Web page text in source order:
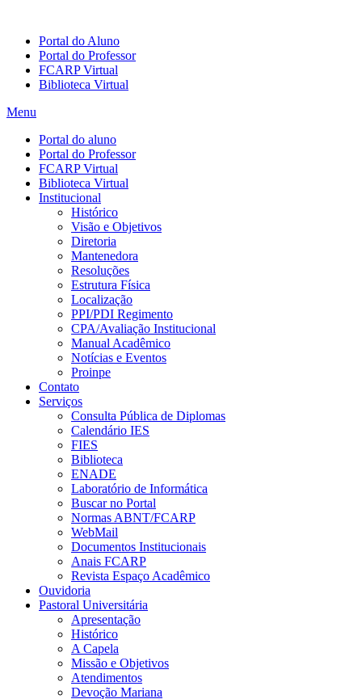
Portal do Aluno
Portal do Professor
FCARP Virtual
Biblioteca Virtual
Menu
Portal do aluno
Portal do Professor
FCARP Virtual
Biblioteca Virtual
Institucional
Histórico
Visão e Objetivos
Diretoria
Mantenedora
Resoluções
Estrutura Física
Localização
PPI/PDI Regimento
CPA/Avaliação Institucional
Manual Acadêmico
Notícias e Eventos
Proinpe
Contato
Serviços
Consulta Pública de Diplomas
Calendário IES
FIES
Biblioteca
ENADE
Laboratório de Informática
Buscar no Portal
Normas ABNT/FCARP
WebMail
Documentos Institucionais
Anais FCARP
Revista Espaço Acadêmico
Ouvidoria
Pastoral Universitária
Apresentação
Histórico
A Capela
Missão e Objetivos
Atendimentos
Devoção Mariana